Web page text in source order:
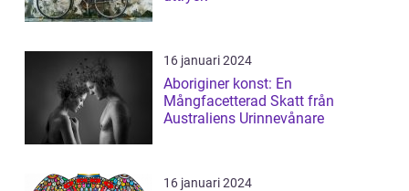
16 januari 2024
Aboriginer konst: En
Mångfacetterad Skatt från
Australiens Urinnevånare
16 januari 2024